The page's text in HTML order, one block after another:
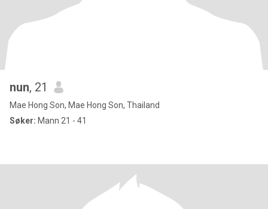
nun, 21
Mae Hong Son, Mae Hong Son, Thailand
Søker: Mann 21 - 41